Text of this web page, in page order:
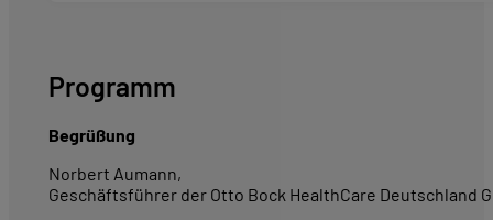
Programm
Begrüßung
Norbert Aumann,
Geschäftsführer der Otto Bock HealthCare Deutschland